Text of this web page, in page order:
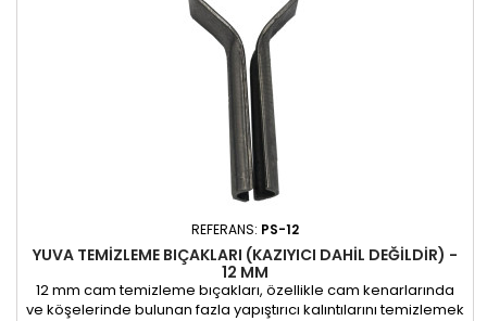
REFERANS: PS-12
YUVA TEMIZLEME BIÇAKLARI (KAZIYICI DAHIL DEĞILDIR) -
12 MM
12 mm cam temizleme bıçakları, özellikle cam kenarlarında
ve köşelerinde bulunan fazla yapıştırıcı kalıntılarını temizlemek